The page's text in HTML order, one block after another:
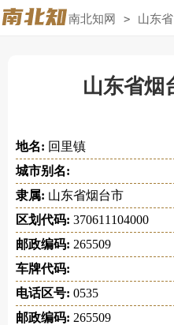
南北知网 > 山东省
山东省烟
地名: 回里镇
城市别名:
隶属: 山东省烟台市
区划代码: 370611104000
邮政编码: 265509
车牌代码:
电话区号: 0535
邮政编码: 265509